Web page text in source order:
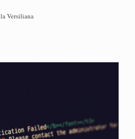
Versiliana